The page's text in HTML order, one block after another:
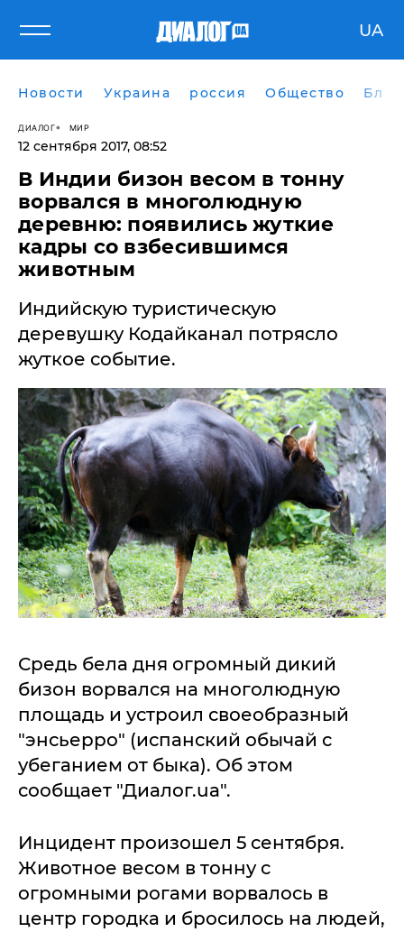
UA
Новости Украина россия Общество
ДИАЛОГ МИР
12 сентября 2017, 08:52
В Индии бизон весом в тонну
ворвался в многолюдную
деревню: появились жуткие
кадры со взбесившимся
животным
Индийскую туристическую
деревушку Кодайканал потрясло
жуткое событие.
Средь бела дня огромный дикий
бизон ворвался на многолюдную
площадь и устроил своеобразный
"энсьерро" (испанский обычай с
убеганием от быка). Об этом
сообщает "Диалог.ua".
Инцидент произошел 5 сентября.
Животное весом в тонну с
огромными рогами ворвалось в
центр городка и бросилось на людей,